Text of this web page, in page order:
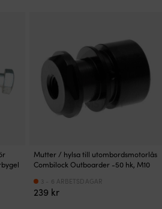
Mutter / hylsa till utombordsmotorlås
Combilock Outboarder -50 hk, M10
239 kr
3 - 6 ARBETSDAGAR